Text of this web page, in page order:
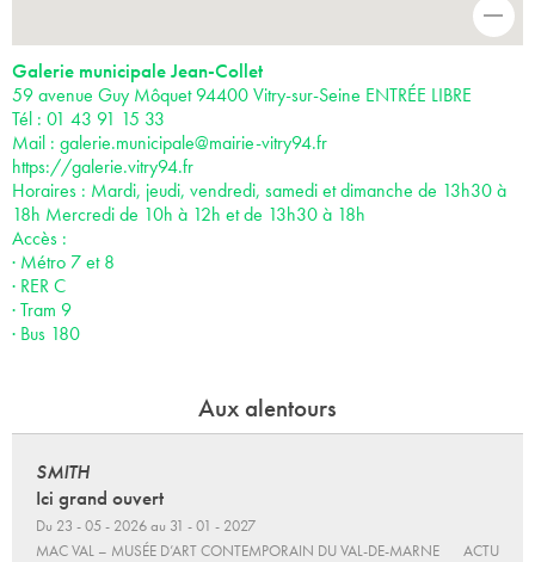
Galerie municipale Jean-Collet
59 avenue Guy Môquet 94400 Vitry-sur-Seine ENTRÉE LIBRE
Tél : 01 43 91 15 33
Mail : galerie.municipale@mairie-vitry94.fr
https://galerie.vitry94.fr
Horaires : Mardi, jeudi, vendredi, samedi et dimanche de 13h30 à
18h Mercredi de 10h à 12h et de 13h30 à 18h
Accès :
· Métro 7 et 8
· RER C
· Tram 9
· Bus 180
Aux alentours
SMITH
Ici grand ouvert
Du 23 - 05 - 2026 au 31 - 01 - 2027
MAC VAL – MUSÉE D’ART CONTEMPORAIN DU VAL-DE-MARNE
ACTU